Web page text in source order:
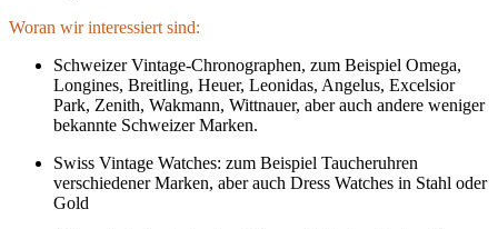
Woran wir interessiert sind:
Schweizer Vintage-Chronographen, zum Beispiel Omega,
Longines, Breitling, Heuer, Leonidas, Angelus, Excelsior
Park, Zenith, Wakmann, Wittnauer, aber auch andere weniger
bekannte Schweizer Marken.
Swiss Vintage Watches: zum Beispiel Taucheruhren
verschiedener Marken, aber auch Dress Watches in Stahl oder
Gold